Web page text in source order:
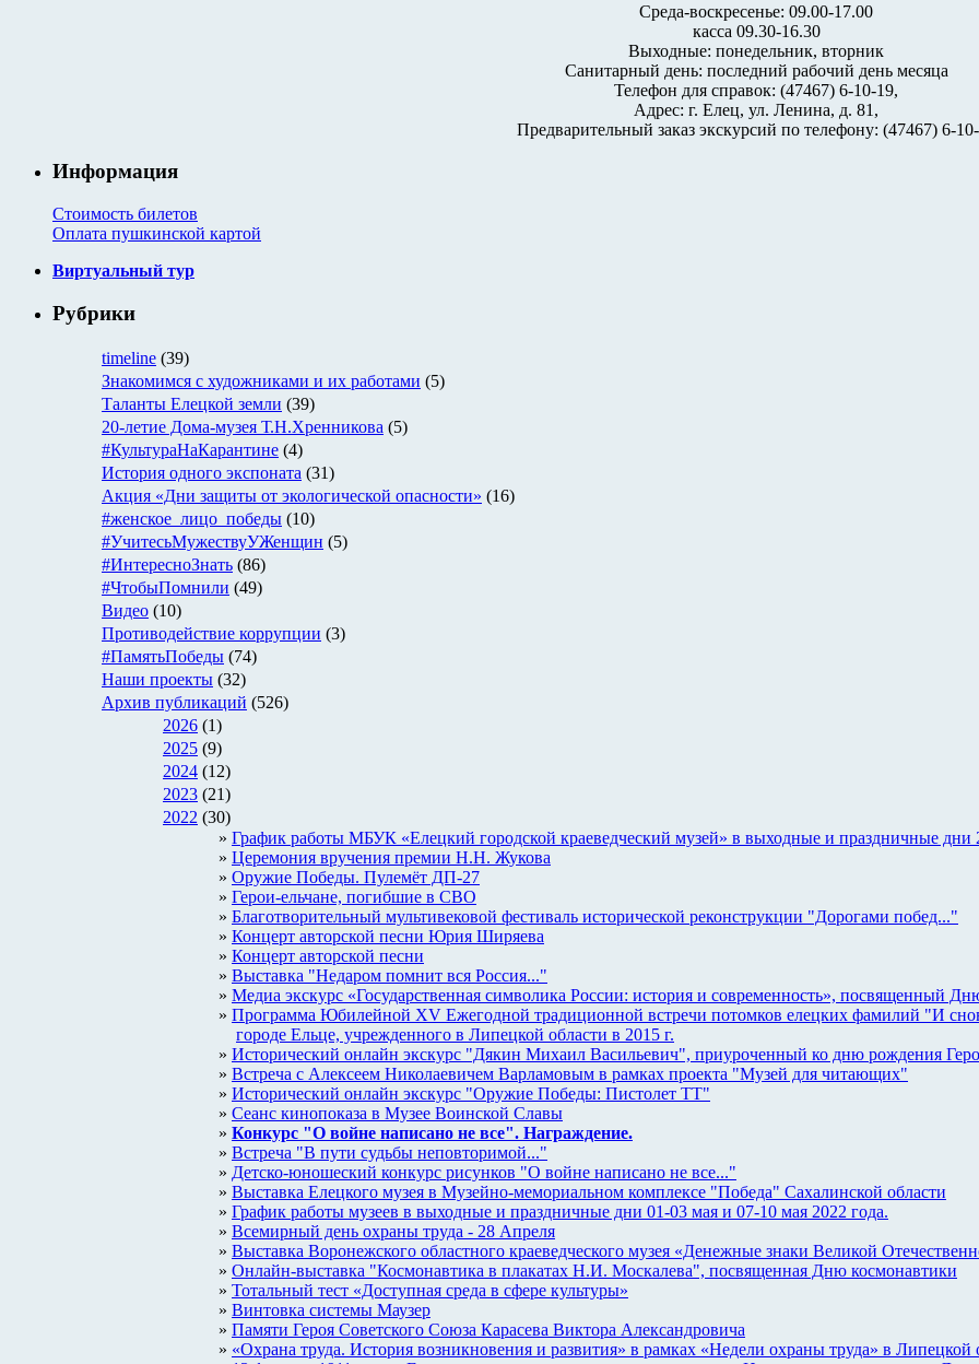
Среда-воскресенье: 09.00-17.00
касса 09.30-16.30
Выходные: понедельник, вторник
Санитарный день: последний рабочий день месяца
Телефон для справок: (47467) 6-10-19,
Адрес: г. Елец, ул. Ленина, д. 81,
Предварительный заказ экскурсий по телефону: (47467) 6-
Информация
Стоимость билетов
Оплата пушкинской картой
Виртуальный тур
Рубрики
timeline (39)
Знакомимся с художниками и их работами (5)
Таланты Елецкой земли (39)
20-летие Дома-музея Т.Н.Хренникова (5)
#КультураНаКарантине (4)
История одного экспоната (31)
Акция «Дни защиты от экологической опасности» (16)
#женское_лицо_победы (10)
#УчитесьМужествуУЖенщин (5)
#ИнтересноЗнать (86)
#ЧтобыПомнили (49)
Видео (10)
Противодействие коррупции (3)
#ПамятьПобеды (74)
Наши проекты (32)
Архив публикаций (526)
2026 (1)
2025 (9)
2024 (12)
2023 (21)
2022 (30)
График работы МБУК «Елецкий городской краеведческий музей» в выходные и праздничные дни
Церемония вручения премии Н.Н. Жукова
Оружие Победы. Пулемёт ДП-27
Герои-ельчане, погибшие в СВО
Благотворительный мультивековой фестиваль исторической реконструкции "Дорогами побед..."
Концерт авторской песни Юрия Ширяева
Концерт авторской песни
Выставка "Недаром помнит вся Россия..."
Медиа экскурс «Государственная символика России: история и современность», посвященный
Программа Юбилейной XV Ежегодной традиционной встречи потомков елецких фамилий "И
городе Ельце, учрежденного в Липецкой области в 2015 г.
Исторический онлайн экскурс "Дякин Михаил Васильевич", приуроченный ко дню рождения
Встреча с Алексеем Николаевичем Варламовым в рамках проекта "Музей для читающих"
Исторический онлайн экскурс "Оружие Победы: Пистолет ТТ"
Сеанс кинопоказа в Музее Воинской Славы
Конкурс "О войне написано не все". Награждение.
Встреча "В пути судьбы неповторимой..."
Детско-юношеский конкурс рисунков "О войне написано не все..."
Выставка Елецкого музея в Музейно-мемориальном комплексе "Победа" Сахалинской области
График работы музеев в выходные и праздничные дни 01-03 мая и 07-10 мая 2022 года.
Всемирный день охраны труда - 28 Апреля
Выставка Воронежского областного краеведческого музея «Денежные знаки Великой
Онлайн-выставка "Космонавтика в плакатах Н.И. Москалева", посвященная Дню космонавтики
Тотальный тест «Доступная среда в сфере культуры»
Винтовка системы Маузер
Памяти Героя Советского Союза Карасева Виктора Александровича
«Охрана труда. История возникновения и развития» в рамках «Недели охраны труда» в Липецкой